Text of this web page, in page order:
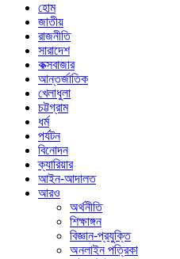
হোম
জাতীয়
রাজনীতি
সারাদেশ
কক্সবাজার
আন্তর্জাতিক
খেলাধুলা
চট্টগ্রাম
ধর্ম
পর্যটন
বিনোদন
ক্যারিয়ার
আইন-আদালত
আরও
অর্থনীতি
শিক্ষাঙ্গন
বিজ্ঞান-প্রযুক্তি
অনলাইন পত্রিকা